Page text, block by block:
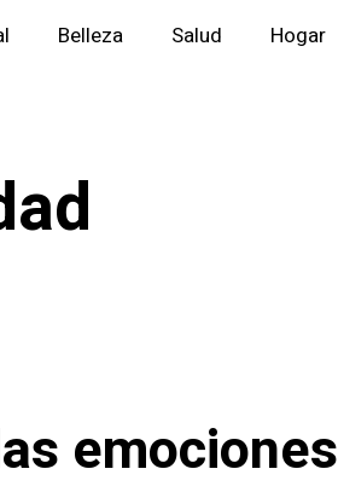
Belleza Salud Hogar
emociones